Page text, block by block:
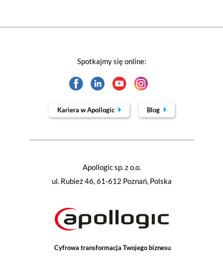
Cyfrowa transformacja Twojego biznesu
Apollogic sp. z o.o.
ul. Rubież 46, 61-612 Poznań, Polska
Spotkajmy się online:
Kariera w Apollogic Blog